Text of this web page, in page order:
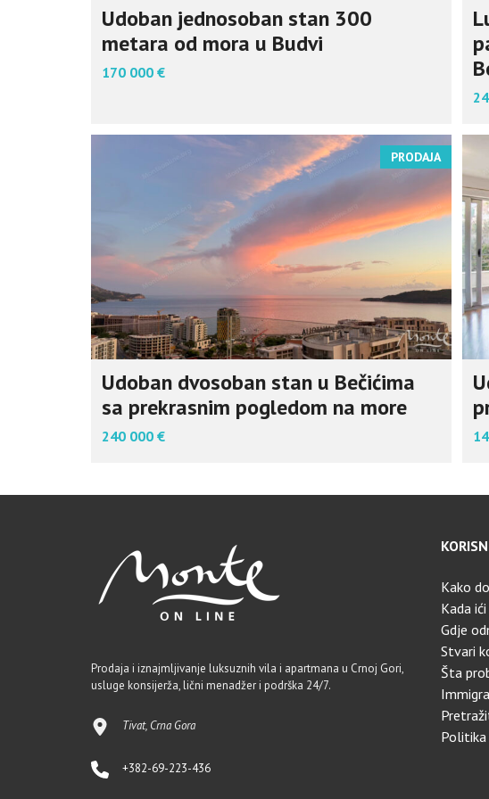
Udoban jednosoban stan 300
metara od mora u Budvi
170 000 €
PRODAJA
Udoban dvosoban stan u Bečićima
sa prekrasnim pogledom na more
240 000 €
Prodaja i iznajmljivanje luksuznih vila i apartmana u Crnoj Gori,
usluge konsijerža, lični menadžer i podrška 24/7.
Tivat, Crna Gora
+382-69-223-436
Kako
Kada ići
Gdje
Stvari
Šta